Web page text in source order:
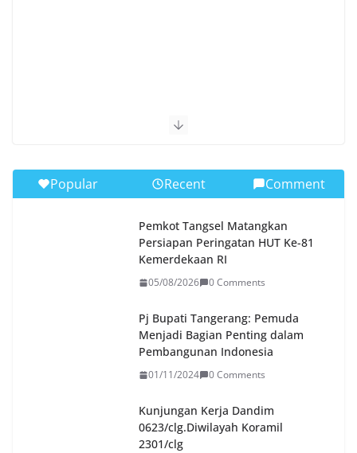
Popular Recent Comment
Pemkot Tangsel Matangkan
Persiapan Peringatan HUT Ke-81
Kemerdekaan RI
05/08/2026 0 Comments
Pj Bupati Tangerang: Pemuda
Menjadi Bagian Penting dalam
Pembangunan Indonesia
01/11/2024 0 Comments
Kunjungan Kerja Dandim
0623/clg.Diwilayah Koramil
2301/clg